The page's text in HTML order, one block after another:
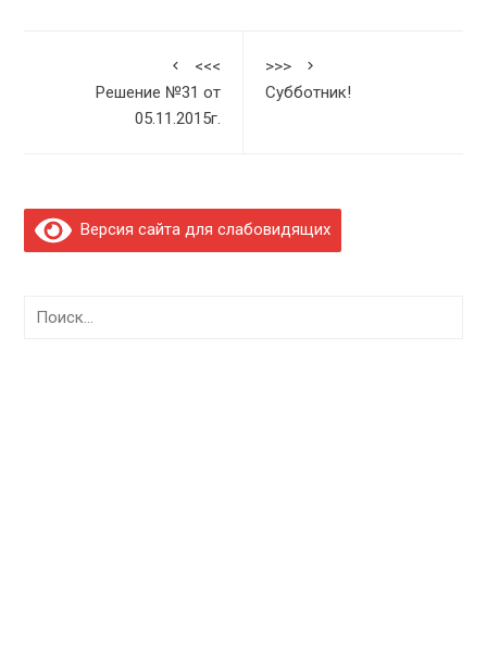
<<<
Решение №31 от
05.11.2015г.
>>>
Субботник!
Версия сайта для слабовидящих
Найти: